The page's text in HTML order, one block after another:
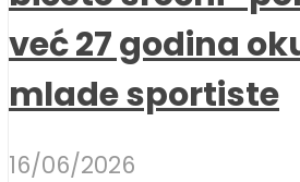
već 27 godina
mlade sportiste
16/06/2026